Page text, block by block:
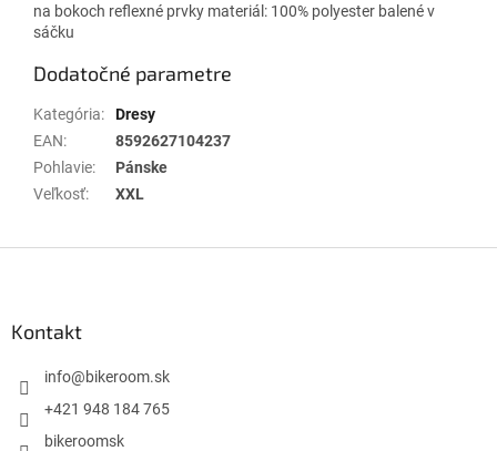
na bokoch reflexné prvky materiál: 100% polyester balené v
sáčku
Dodatočné parametre
Kategória:
Dresy
EAN:
8592627104237
Pohlavie:
Pánske
Veľkosť: XXL
Kontakt
info@bikeroom.sk
+421 948 184 765
bikeroomsk